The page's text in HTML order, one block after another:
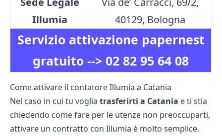
Servizio attivazione papernest
gratuito --> 02 82 95 64 08
Illumia
40129, Bologna
Come attivare il contatore Illumia a Catania
Nel caso in cui tu voglia trasferirti a Catania e ti stia
chiedendo come fare per le utenze non preoccuparti,
attivare un contratto con Illumia è molto semplice.